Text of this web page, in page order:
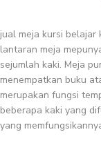
jual meja kursi belajar
lantaran meja
sejumlah kaki. Meja
menempatkan buku
merupakan fungsi
beberapa kaki yang
yang